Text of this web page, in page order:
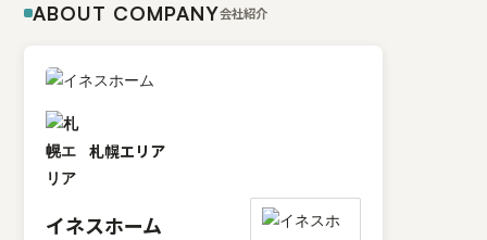
ABOUT COMPANY会社紹介
札幌エリア
イネスホーム